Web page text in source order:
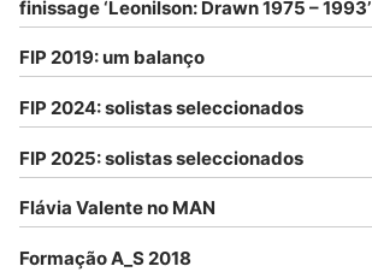
finissage ‘Leonilson: Drawn 1975 – 1993’
FIP 2019: um balanço
FIP 2024: solistas seleccionados
FIP 2025: solistas seleccionados
Flávia Valente no MAN
Formação A_S 2018